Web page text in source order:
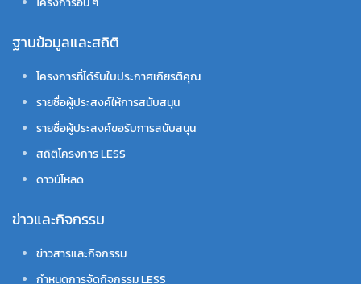
ฐานข้อมูลและสถิติ
โครงการที่ได้รับใบประกาศเกียรติคุณ
รายชื่อผู้ประสงค์ให้การสนับสนุน
รายชื่อผู้ประสงค์ขอรับการสนับสนุน
สถิติโครงการ LESS
ดาวน์โหลด
ข่าวและกิจกรรม
ข่าวสารและกิจกรรม
กำหนดการจัดกิจกรรม LESS